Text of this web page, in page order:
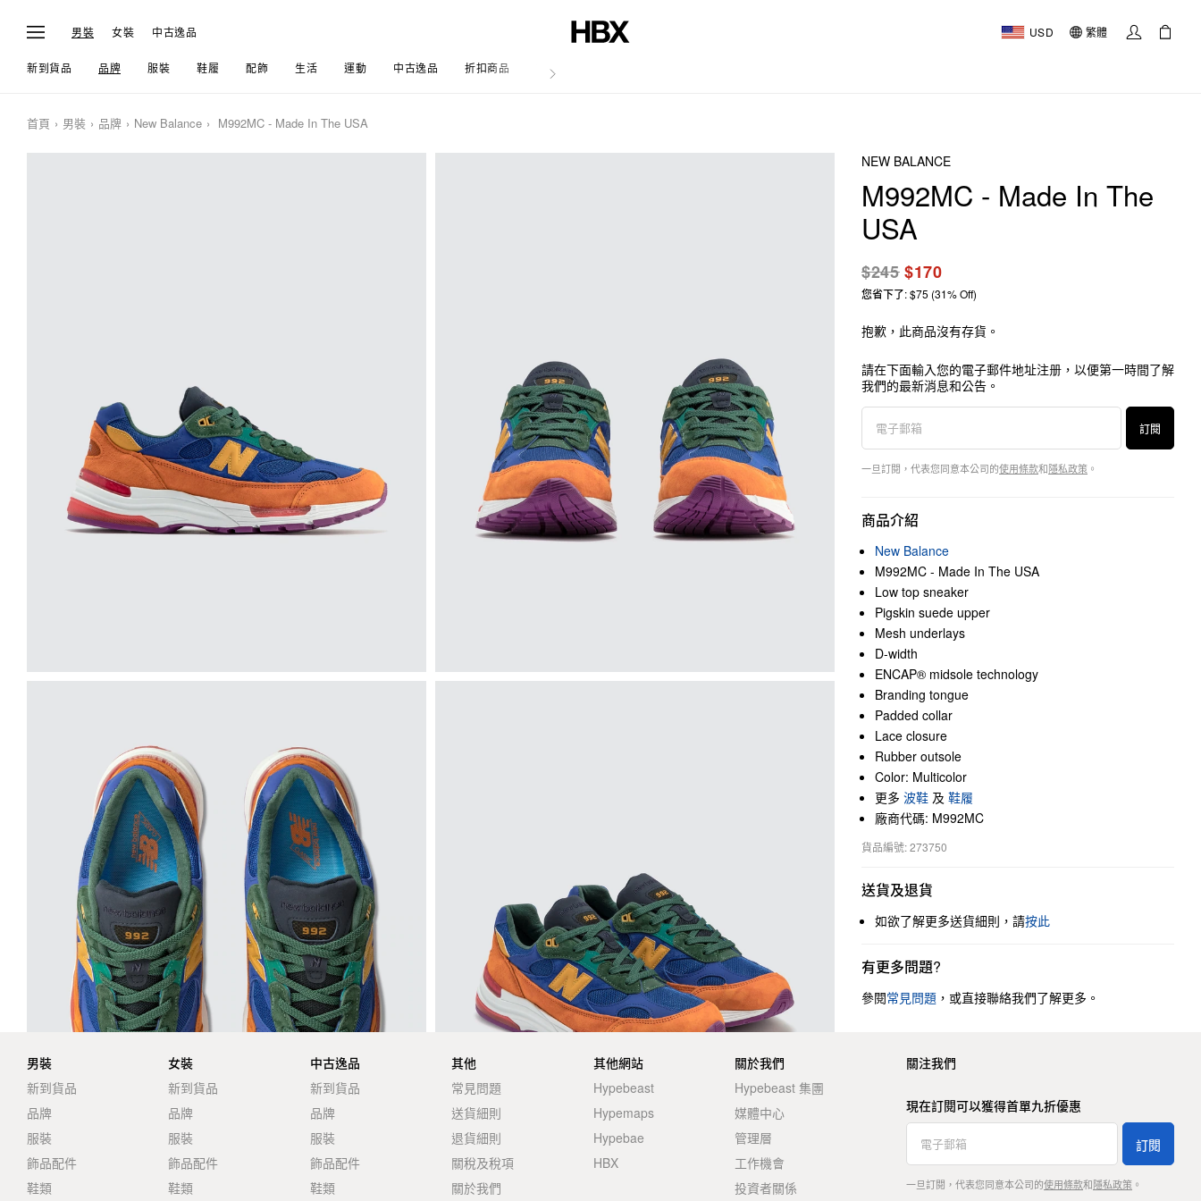
男裝 女裝 中古逸品 USD 繁體
新到貨品 品牌 服裝 鞋履 配飾 生活 運動 中古逸品 折扣商品 文章
首頁 男裝 品牌 New Balance M992MC - Made In The USA
NEW BALANCE
M992MC - Made In The
USA
$245$170
您省下了: $75 (31% Off)
抱歉，此商品沒有存貨。
請在下面輸入您的電子郵件地址注册，以便第一時間了解
我們的最新消息和公告。
訂閱
一旦訂閱，代表您同意本公司的使用條款和隱私政策 。
商品介紹
New Balance
M992MC - Made In The USA
Low top sneaker
Pigskin suede upper
Mesh underlays
D-width
ENCAP® midsole technology
Branding tongue
Padded collar
Lace closure
Rubber outsole
Color: Multicolor
更多 波鞋 及 鞋履
廠商代碼: M992MC
貨品編號: 273750
送貨及退貨
如欲了解更多送貨細則，請按此
有更多問題?
參閱常見問題 ，或直接聯絡我們了解更多。
男裝
新到貨品
品牌
服裝
飾品配件
鞋類
女裝
新到貨品
品牌
服裝
飾品配件
鞋類
中古逸品
新到貨品
品牌
服裝
飾品配件
鞋類
其他
常見問題
送貨細則
退貨細則
關稅及稅項
關於我們
其他網站
Hypebeast
Hypemaps
Hypebae
HBX
關於我們
Hypebeast 集團
媒體中心
管理層
工作機會
投資者關係
關注我們
現在訂閱可以獲得首單九折優惠
訂閱
一旦訂閱，代表您同意本公司的使用條款和隱私政策。